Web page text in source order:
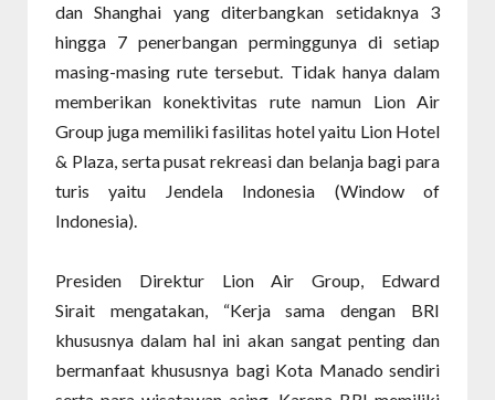
dan Shanghai yang diterbangkan setidaknya 3
hingga 7 penerbangan perminggunya di setiap
masing-masing rute tersebut. Tidak hanya dalam
memberikan konektivitas rute namun Lion Air
Group juga memiliki fasilitas hotel yaitu Lion Hotel
& Plaza, serta pusat rekreasi dan belanja bagi para
turis yaitu Jendela Indonesia (Window of
Indonesia).
Presiden Direktur Lion Air Group, Edward
Sirait mengatakan, “Kerja sama dengan BRI
khususnya dalam hal ini akan sangat penting dan
bermanfaat khususnya bagi Kota Manado sendiri